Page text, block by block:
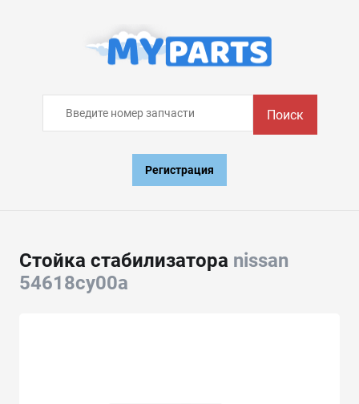
Поиск
Регистрация
Стойка стабилизатора nissan
54618cy00a